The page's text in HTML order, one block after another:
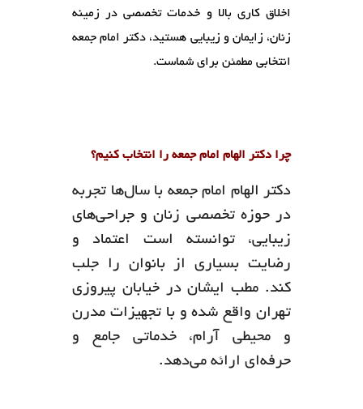
اخلاق کاری بالا و خدمات تخصصی در زمینه
زنان، زایمان و زیبایی هستید، دکتر امام جمعه
انتخابی مطمئن برای شماست.
چرا دکتر الهام امام جمعه را انتخاب کنیم؟
دکتر الهام امام جمعه با سال‌ها تجربه
در حوزه تخصصی زنان و جراحی‌های
زیبایی، توانسته است اعتماد و
رضایت بسیاری از بانوان را جلب
کند. مطب ایشان در خیابان پیروزی
تهران واقع شده و با تجهیزات مدرن
و محیطی آرام، خدماتی جامع و
حرفه‌ای ارائه می‌دهد.